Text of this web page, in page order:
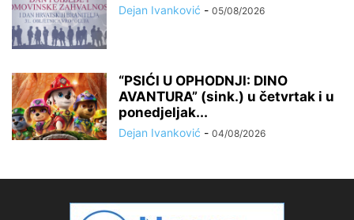
Dejan Ivanković - 05/08/2026
“PSIĆI U OPHODNJI: DINO
AVANTURA” (sink.) u četvrtak i u
ponedjeljak...
Dejan Ivanković - 04/08/2026